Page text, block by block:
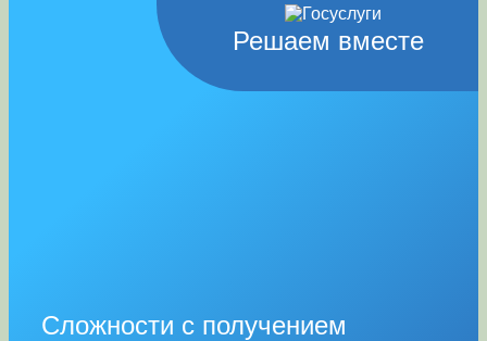
Решаем вместе
Сложности с получением